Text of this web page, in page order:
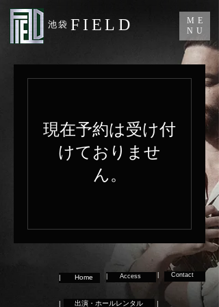
​池袋
ME
NU
FIELD
現在予約は受け付
けておりませ
ん。
| Home | Access | Contact
| 出演・ホールレンタル |